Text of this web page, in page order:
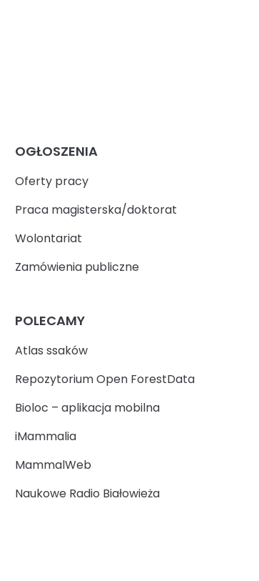
OGŁOSZENIA
Oferty pracy
Praca magisterska/doktorat
Wolontariat
Zamówienia publiczne
POLECAMY
Atlas ssaków
Repozytorium Open ForestData
Bioloc – aplikacja mobilna
iMammalia
MammalWeb
Naukowe Radio Białowieża